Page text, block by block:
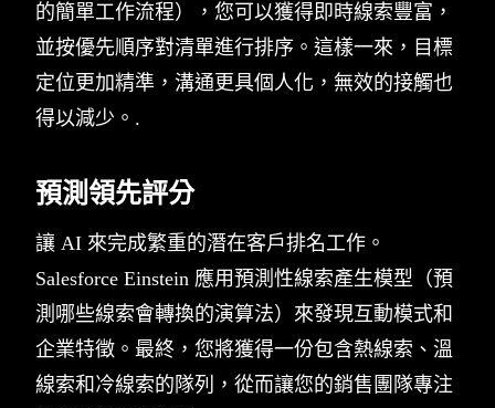
的簡單工作流程），您可以獲得即時線索豐富，
並按優先順序對清單進行排序。這樣一來，目標
定位更加精準，溝通更具個人化，無效的接觸也
得以減少。.
預測領先評分
讓 AI 來完成繁重的潛在客戶排名工作。
Salesforce Einstein 應用預測性線索產生模型（預
測哪些線索會轉換的演算法）來發現互動模式和
企業特徵。最終，您將獲得一份包含熱線索、溫
線索和冷線索的隊列，從而讓您的銷售團隊專注